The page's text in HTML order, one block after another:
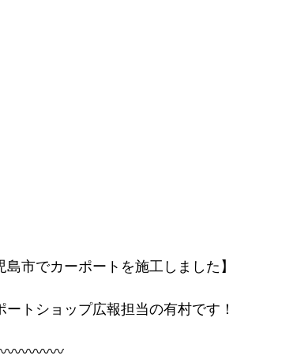
島市でカーポートを施工しました】
ートショップ広報担当の有村です！
〰〰〰〰